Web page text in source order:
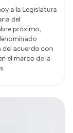
a la Legislatura
del
próximo,
del acuerdo con
el marco de la